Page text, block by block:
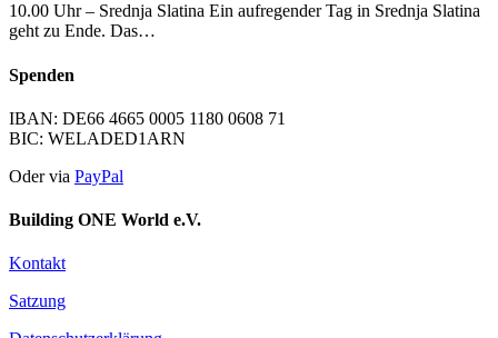
10.00 Uhr – Srednja Slatina Ein aufregender Tag in Srednja Slatina
geht zu Ende. Das…
Spenden
IBAN: DE66 4665 0005 1180 0608 71
BIC: WELADED1ARN
Oder via PayPal
Building ONE World e.V.
Kontakt
Satzung